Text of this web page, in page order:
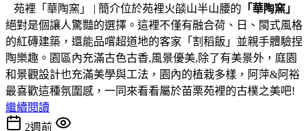
苑裡「華陶窯」 | 簡介位於苑裡火燄山半山腰的 「華陶窯」
絕對是個讓人驚豔的選擇。這裡不僅有融合荷、日、閩式風格
的紅磚建築，還能品嚐超道地的客家「割稻飯」並親手體驗捏
陶樂趣。園區內充滿古色古香,風景優美,除了有美景外，庭園
和景觀設計也充滿美學與工法，園內的植栽多樣，阿萍&阿裕
最喜歡這種氛圍感，一同來看看屬於苗栗苑裡的古樸之美吧!
繼續閱讀
2週前